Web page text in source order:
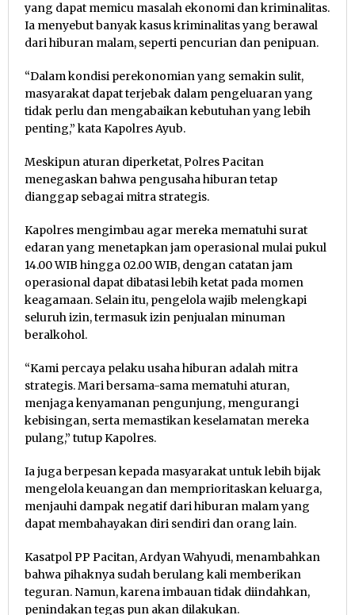
yang dapat memicu masalah ekonomi dan kriminalitas.
Ia menyebut banyak kasus kriminalitas yang berawal
dari hiburan malam, seperti pencurian dan penipuan.
“Dalam kondisi perekonomian yang semakin sulit,
masyarakat dapat terjebak dalam pengeluaran yang
tidak perlu dan mengabaikan kebutuhan yang lebih
penting,” kata Kapolres Ayub.
Meskipun aturan diperketat, Polres Pacitan
menegaskan bahwa pengusaha hiburan tetap
dianggap sebagai mitra strategis.
Kapolres mengimbau agar mereka mematuhi surat
edaran yang menetapkan jam operasional mulai pukul
14.00 WIB hingga 02.00 WIB, dengan catatan jam
operasional dapat dibatasi lebih ketat pada momen
keagamaan. Selain itu, pengelola wajib melengkapi
seluruh izin, termasuk izin penjualan minuman
beralkohol.
“Kami percaya pelaku usaha hiburan adalah mitra
strategis. Mari bersama-sama mematuhi aturan,
menjaga kenyamanan pengunjung, mengurangi
kebisingan, serta memastikan keselamatan mereka
pulang,” tutup Kapolres.
Ia juga berpesan kepada masyarakat untuk lebih bijak
mengelola keuangan dan memprioritaskan keluarga,
menjauhi dampak negatif dari hiburan malam yang
dapat membahayakan diri sendiri dan orang lain.
Kasatpol PP Pacitan, Ardyan Wahyudi, menambahkan
bahwa pihaknya sudah berulang kali memberikan
teguran. Namun, karena imbauan tidak diindahkan,
penindakan tegas pun akan dilakukan.